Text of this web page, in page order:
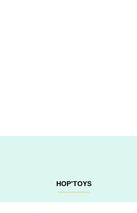
HOP’TOYS